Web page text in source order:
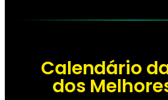
Calendário
dos